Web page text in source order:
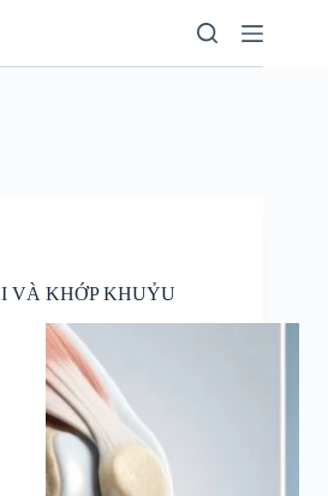
VÀ KHỚP KHUỶU